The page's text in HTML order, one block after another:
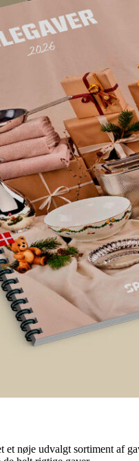
nøje udvalgt sortiment af